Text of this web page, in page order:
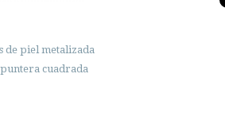
de piel metalizada
cuadrada